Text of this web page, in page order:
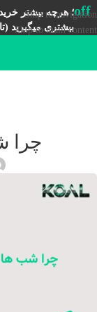
Skip to navigation
Skip to main content
off؛ هرچه بیشتر
بیشتری میگیرید (تا 10%)🤩
چرا